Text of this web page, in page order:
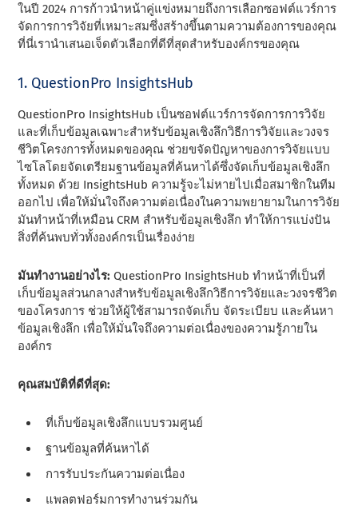
ในปี 2024 การก้าวนําหน้าคู่แข่งหมายถึงการเลือกซอฟต์แวร์การ
จัดการการวิจัยที่เหมาะสมซึ่งสร้างขึ้นตามความต้องการของคุณ
ที่นี่เรานําเสนอเจ็ดตัวเลือกที่ดีที่สุดสําหรับองค์กรของคุณ
1. QuestionPro InsightsHub
QuestionPro InsightsHub เป็นซอฟต์แวร์การจัดการการวิจัย
และที่เก็บข้อมูลเฉพาะสําหรับข้อมูลเชิงลึกวิธีการวิจัยและวงจร
ชีวิตโครงการทั้งหมดของคุณ ช่วยขจัดปัญหาของการวิจัยแบบ
ไซโลโดยจัดเตรียมฐานข้อมูลที่ค้นหาได้ซึ่งจัดเก็บข้อมูลเชิงลึก
ทั้งหมด ด้วย InsightsHub ความรู้จะไม่หายไปเมื่อสมาชิกในทีม
ออกไป เพื่อให้มั่นใจถึงความต่อเนื่องในความพยายามในการวิจัย
มันทําหน้าที่เหมือน CRM สําหรับข้อมูลเชิงลึก ทําให้การแบ่งปัน
สิ่งที่ค้นพบทั่วทั้งองค์กรเป็นเรื่องง่าย
มันทํางานอย่างไร:QuestionPro InsightsHub ทําหน้าที่เป็นที่
เก็บข้อมูลส่วนกลางสําหรับข้อมูลเชิงลึกวิธีการวิจัยและวงจรชีวิต
ของโครงการ ช่วยให้ผู้ใช้สามารถจัดเก็บ จัดระเบียบ และค้นหา
ข้อมูลเชิงลึก เพื่อให้มั่นใจถึงความต่อเนื่องของความรู้ภายใน
องค์กร
คุณสมบัติที่ดีที่สุด:
ที่เก็บข้อมูลเชิงลึกแบบรวมศูนย์
ฐานข้อมูลที่ค้นหาได้
การรับประกันความต่อเนื่อง
แพลตฟอร์มการทํางานร่วมกัน